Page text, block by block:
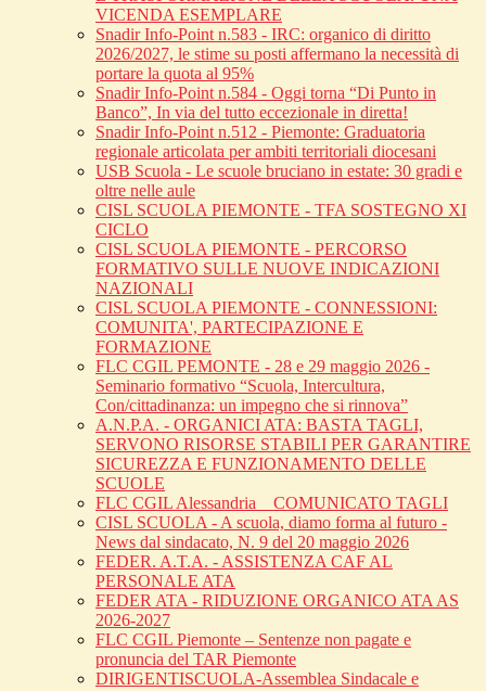
VICENDA ESEMPLARE
Snadir Info-Point n.583 - IRC: organico di diritto
2026/2027, le stime su posti affermano la necessità di
portare la quota al 95%
Snadir Info-Point n.584 - Oggi torna “Di Punto in
Banco”, In via del tutto eccezionale in diretta!
Snadir Info-Point n.512 - Piemonte: Graduatoria
regionale articolata per ambiti territoriali diocesani
USB Scuola - Le scuole bruciano in estate: 30 gradi e
oltre nelle aule
CISL SCUOLA PIEMONTE - TFA SOSTEGNO XI
CICLO
CISL SCUOLA PIEMONTE - PERCORSO
FORMATIVO SULLE NUOVE INDICAZIONI
NAZIONALI
CISL SCUOLA PIEMONTE - CONNESSIONI:
COMUNITA', PARTECIPAZIONE E
FORMAZIONE
FLC CGIL PEMONTE - 28 e 29 maggio 2026 -
Seminario formativo “Scuola, Intercultura,
Con/cittadinanza: un impegno che si rinnova”
A.N.P.A. - ORGANICI ATA: BASTA TAGLI,
SERVONO RISORSE STABILI PER GARANTIRE
SICUREZZA E FUNZIONAMENTO DELLE
SCUOLE
FLC CGIL Alessandria _ COMUNICATO TAGLI
CISL SCUOLA - A scuola, diamo forma al futuro -
News dal sindacato, N. 9 del 20 maggio 2026
FEDER. A.T.A. - ASSISTENZA CAF AL
PERSONALE ATA
FEDER ATA - RIDUZIONE ORGANICO ATA AS
2026-2027
FLC CGIL Piemonte – Sentenze non pagate e
pronuncia del TAR Piemonte
DIRIGENTISCUOLA-Assemblea Sindacale e